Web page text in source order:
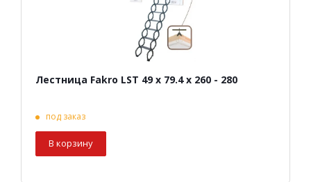
Лестница Fakro LST 49 х 79.4 х 260 - 280
под заказ
В корзину